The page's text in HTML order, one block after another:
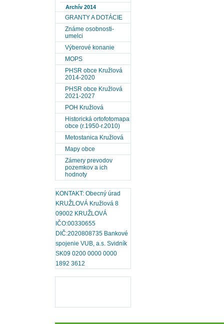
Archív 2014
GRANTY A DOTÁCIE
Známe osobnosti-
umelci
Výberové konanie
MOPS
PHSR obce Kružlová
2014-2020
PHSR obce Kružlová
2021-2027
POH Kružlová
Historická ortofotomapa
obce (r.1950-r.2010)
Metostanica Kružlová
Mapy obce
Zámery prevodov
pozemkov a ich
hodnoty
KONTAKT: Obecný úrad
KRUŽLOVÁ Kružlová 8
09002 KRUŽLOVÁ
IČO:00330655
DIČ:2020808735 Bankové
spojenie VUB, a.s. Svidník
SK09 0200 0000 0000
1892 3612